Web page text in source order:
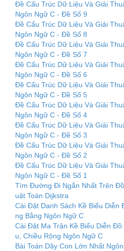
Đề Cấu Trúc Dữ Liệu Và Giải
Ngôn Ngữ C - Đề Số 9
Đề Cấu Trúc Dữ Liệu Và Giải
Ngôn Ngữ C - Đề Số 8
Đề Cấu Trúc Dữ Liệu Và Giải
Ngôn Ngữ C - Đề Số 7
Đề Cấu Trúc Dữ Liệu Và Giải
Ngôn Ngữ C - Đề Số 6
Đề Cấu Trúc Dữ Liệu Và Giải
Ngôn Ngữ C - Đề Số 5
Đề Cấu Trúc Dữ Liệu Và Giải
Ngôn Ngữ C - Đề Số 4
Đề Cấu Trúc Dữ Liệu Và Giải
Ngôn Ngữ C - Đề Số 3
Đề Cấu Trúc Dữ Liệu Và Giải
Ngôn Ngữ C - Đề Số 2
Đề Cấu Trúc Dữ Liệu Và Giải
Ngôn Ngữ C - Đề Số 1
Tìm Đường Đi Ngắn Nhất Trên
uật Toán Dijkstra
Cài Đặt Danh Sách Kề Biểu
ng Bằng Ngôn Ngữ C
Cài Đặt Ma Trận Kề Biểu Diễn
u, Chiều Rộng Ngôn Ngữ C
Bài Toán Dãy Con Lớn Nhất